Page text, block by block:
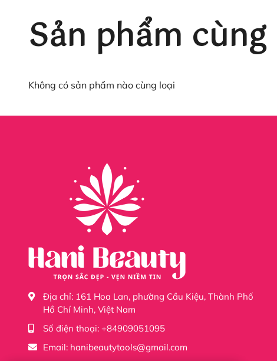
Sản phẩm
Không có sản phẩm nào cùng loại
Địa chỉ: 161 Hoa Lan, phường Cầu Kiệu, Thành Phố
Hồ Chí Minh, Việt Nam
Số điện thoại: +84909051095
Email: hanibeautytools@gmail.com